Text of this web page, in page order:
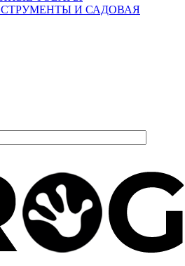
И САДОВАЯ